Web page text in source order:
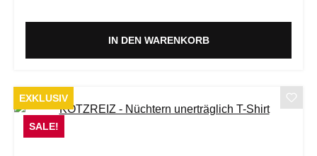
IN DEN WARENKORB
EXKLUSIV
SALE!